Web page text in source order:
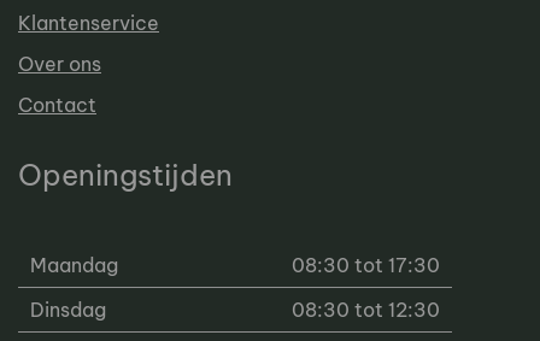
Klantenservice
Over ons
Contact
Openingstijden
Maandag
08:30 tot 17:30
Dinsdag
08:30 tot 12:30